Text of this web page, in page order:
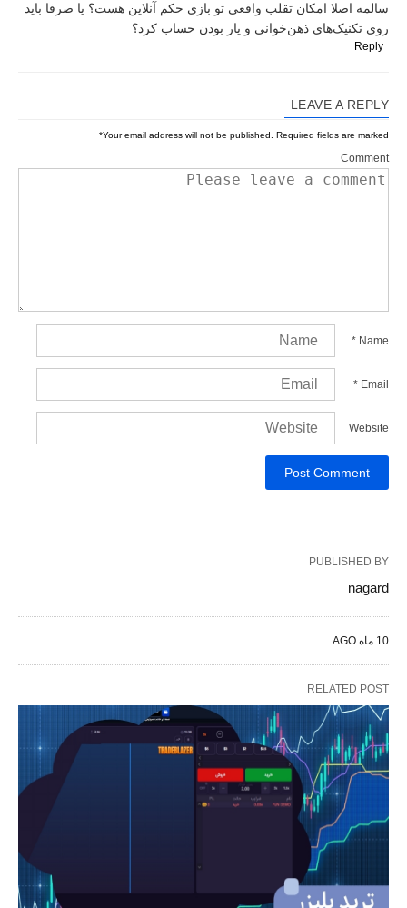
سالمه اصلا امکان تقلب واقعی تو بازی حکم آنلاین هست؟ یا صرفا باید
روی تکنیک‌های ذهن‌خوانی و یار بودن حساب کرد؟
Reply
LEAVE A REPLY
Your email address will not be published. Required fields are marked
*
Comment
Name
*
Email
*
Website
PUBLISHED BY
nagard
10 ماه AGO
RELATED POST